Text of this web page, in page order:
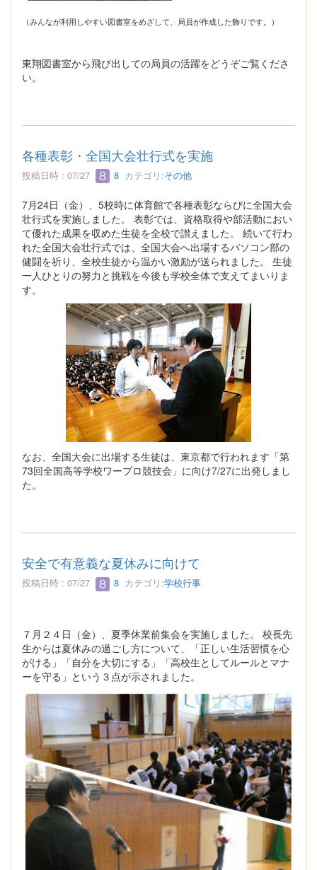
（みんなが利用しやすい図書室をめざして、局員が作成した飾りです。）
東翔図書室から飛び出しての局員の活躍をどうぞご覧くださ
い。
各種表彰・全国大会壮行式を実施
投稿日時 : 07/27 8 カテゴリ:その他
7月24日（金）、5校時に体育館で各種表彰ならびに全国大会
壮行式を実施しました。 表彰では、資格取得や部活動におい
て優れた成果を収めた生徒を全校で讃えました。 続いて行わ
れた全国大会壮行式では、全国大会へ出場するパソコン部の
健闘を祈り、全校生徒から温かい激励が送られました。 生徒
一人ひとりの努力と挑戦を今後も学校全体で支えてまいりま
す。
なお、全国大会に出場する生徒は、東京都で行われます「第
73回全国高等学校ワープロ競技会」に向け7/27に出発しまし
た。
安全で有意義な夏休みに向けて
投稿日時 : 07/27 8 カテゴリ:学校行事
７月２４日（金）、夏季休業前集会を実施しました。 校長先
生からは夏休みの過ごし方について、「正しい生活習慣を心
がける」「自分を大切にする」「高校生としてルールとマナ
ーを守る」という３点が示されました。